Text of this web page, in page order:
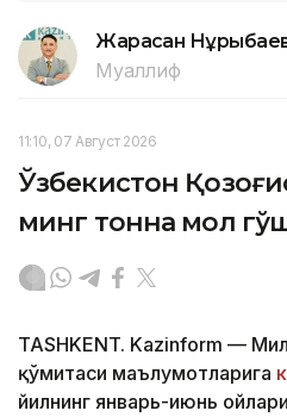
Жарасқан
Муаллиф
11:10, 07 Август 2026
Ўзбекистон
минг тонна мол
TASHKENT. Kazinform —
қўмитаси маълумотларига
йилнинг январь-июнь